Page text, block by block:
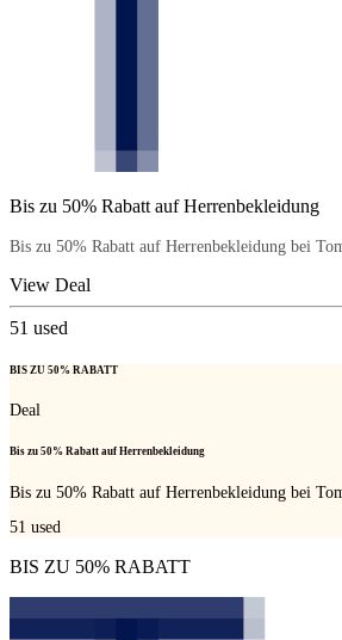
Bis zu 50% Rabatt auf Herrenbekleidung
Bis zu 50% Rabatt auf Herrenbekleidung bei
View Deal
51 used
BIS ZU 50% RABATT
Deal
Bis zu 50% Rabatt auf Herrenbekleidung
Bis zu 50% Rabatt auf Herrenbekleidung bei
51 used
BIS ZU 50% RABATT